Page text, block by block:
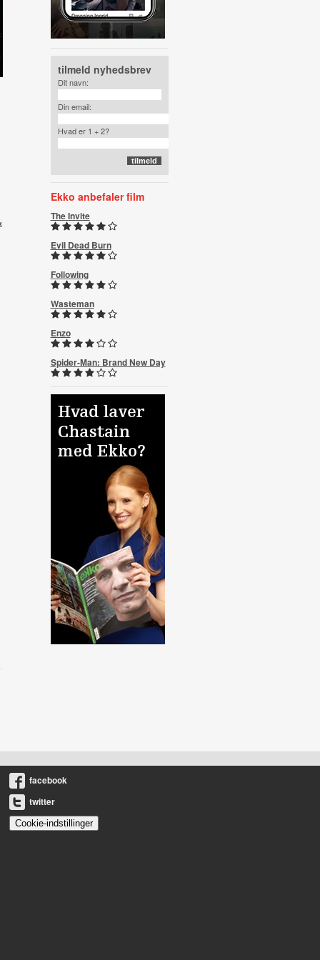
tilmeld nyhedsbrev
Dit navn:
Din email:
Hvad er 1 + 2?
Ekko anbefaler film
The Invite
Evil Dead Burn
Following
Wasteman
Enzo
Spider-Man: Brand New Day
facebook
twitter
Cookie-indstillinger